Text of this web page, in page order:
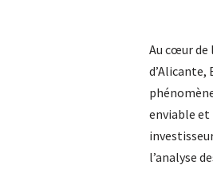
Au cœur de
d’Alicante,
enviable et
l’analyse